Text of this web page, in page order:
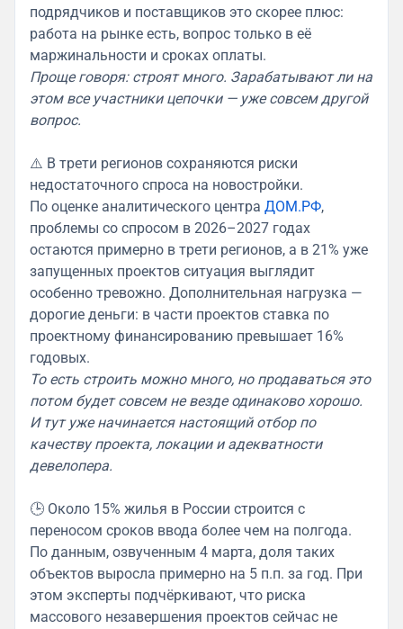
подрядчиков и поставщиков это скорее плюс:
работа на рынке есть, вопрос только в её
маржинальности и сроках оплаты.
Проще говоря: строят много. Зарабатывают ли на
этом все участники цепочки — уже совсем другой
вопрос.
⚠️ В трети регионов сохраняются риски
недостаточного спроса на новостройки.
По оценке аналитического центра ДОМ.РФ,
проблемы со спросом в 2026–2027 годах
остаются примерно в трети регионов, а в 21% уже
запущенных проектов ситуация выглядит
особенно тревожно. Дополнительная нагрузка —
дорогие деньги: в части проектов ставка по
проектному финансированию превышает 16%
годовых.
То есть строить можно много, но продаваться это
потом будет совсем не везде одинаково хорошо.
И тут уже начинается настоящий отбор по
качеству проекта, локации и адекватности
девелопера.
🕒 Около 15% жилья в России строится с
переносом сроков ввода более чем на полгода.
По данным, озвученным 4 марта, доля таких
объектов выросла примерно на 5 п.п. за год. При
этом эксперты подчёркивают, что риска
массового незавершения проектов сейчас не